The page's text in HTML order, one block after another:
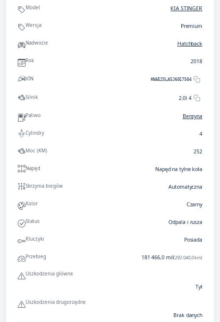
Model KIA STINGER
Wersja Premium
Nadwozie Hatchback
Rok 2018
VIN KNAE25LA5J6017504
Silnik 2.0l 4
Paliwo Benzyna
Cylindry 4
Moc (KM) 252
Napęd Napęd na tylne koła
Skrzynia biegów Automatyczna
Kolor Czarny
Status Odpala i rusza
Kluczyki Posiada
Przebieg 181 466,0 mil(292 040,0 km)
Uszkodzenia główne
Tył
Uszkodzenia drugorzędne
Brak danych